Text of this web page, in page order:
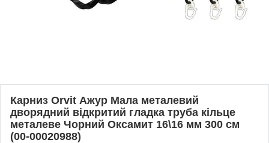
Карниз Orvit Ажур Мала металевий
дворядний відкритий гладка труба кільце
металеве Чорний Оксамит 16\16 мм 300 см
(00-00020988)